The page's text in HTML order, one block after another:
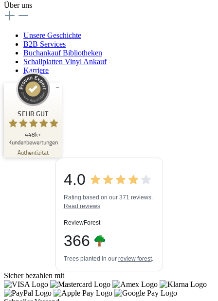
Über uns
Unsere Geschichte
B2B Services
Buchankauf Bibliotheken
Schallplatten Vinyl Ankauf
Karriere
SEHR GUT
448k+
Kundenbewertungen
Authentizität
Kundenbewertungen und Erfahrungen zu
SEHR GUT
4,84
/
5,00
3
ProvenExpert.com
Blick aufs ProvenExpert-Profil werfen
06.08.2026
4.0
Rating based on our 371 reviews.
Read reviews
ReviewForest
366
Trees planted in our review forest.
Sicher bezahlen mit